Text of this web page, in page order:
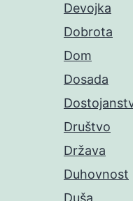
Devojka
Dobrota
Dom
Dosada
Društvo
Država
Duhovnost
Duša